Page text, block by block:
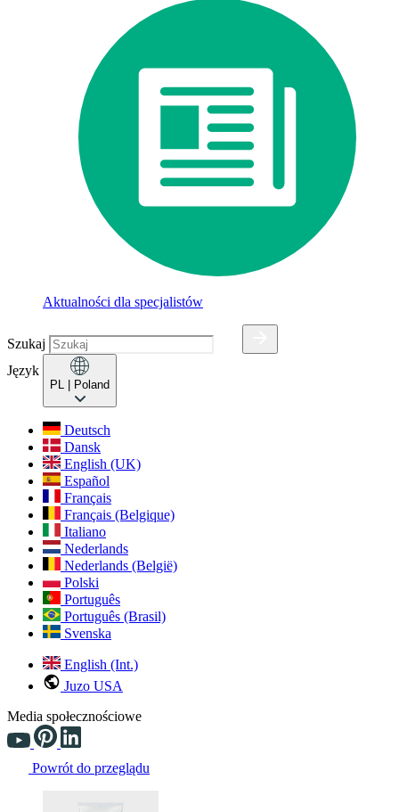
Aktualności dla specjalistów
Szukaj
Język
PL | Poland
Deutsch
Dansk
English (UK)
Español
Français
Français (Belgique)
Italiano
Nederlands
Nederlands (België)
Polski
Português
Português (Brasil)
Svenska
English (Int.)
Juzo USA
Media społecznościowe
Powrót do przeglądu